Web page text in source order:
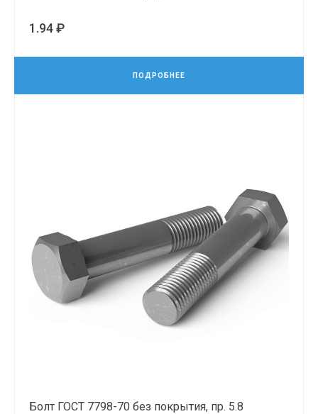
1.94 ₽
ПОДРОБНЕЕ
Болт ГОСТ 7798-70 без покрытия, пр. 5.8